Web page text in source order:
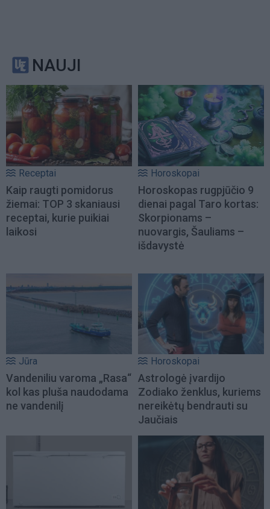
NAUJI
Receptai
Kaip raugti pomidorus
žiemai: TOP 3 skaniausi
receptai, kurie puikiai
laikosi
Horoskopai
Horoskopas rugpjūčio 9
dienai pagal Taro kortas:
Skorpionams –
nuovargis, Šauliams –
išdavystė
Jūra
Vandeniliu varoma „Rasa“
kol kas pluša naudodama
ne vandenilį
Horoskopai
Astrologė įvardijo
Zodiako ženklus, kuriems
nereikėtų bendrauti su
Jaučiais